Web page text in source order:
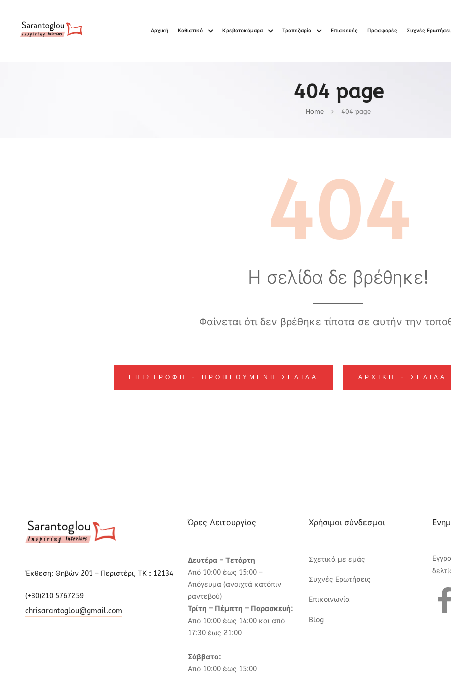
Αρχική Καθιστικό Κρεβατοκάμαρα Τραπεζαρία Επισκευές Προσφορές Συχνές
Home 404 page
404 page
404
Η σελίδα δε βρέθηκε!
Φαίνεται ότι δεν βρέθηκε τίποτα σε αυτήν την
ΕΠΙΣΤΡΟΦΗ - ΠΡΟΗΓΟΎΜΕΝΗ ΣΕΛΊΔΑ ΑΡΧΙΚΉ - ΣΕΛΊΔΑ
Έκθεση: Θηβών 201 – Περιστέρι, ΤΚ : 12134
(+30)210 5767259
chrisarantoglou@gmail.com
Ώρες Λειτουργίας
Δευτέρα – Τετάρτη
Από 10:00 έως 15:00 –
Απόγευμα (ανοιχτά κατόπιν
ραντεβού)
Τρίτη – Πέμπτη – Παρασκευή:
Από 10:00 έως 14:00 και από
17:30 έως 21:00
Σάββατο:
Από 10:00 έως 15:00
Χρήσιμοι σύνδεσμοι
Σχετικά με εμάς
Συχνές Ερωτήσεις
Επικοινωνία
Blog